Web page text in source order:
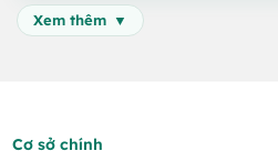
Thể hiện đức tin Công
mong người ra đi được
Xem thêm
Cơ sở chính